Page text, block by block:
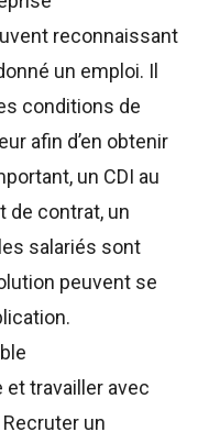
reconnaissant
un emploi. Il
conditions de
afin d’en obtenir
un CDI au
de contrat, un
salariés sont
peuvent se
et travailler avec
un